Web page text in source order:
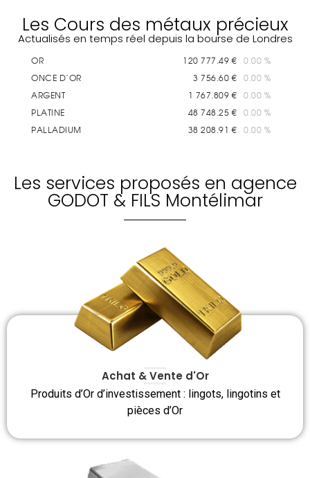
Les Cours des métaux précieux
Actualisés en temps réel depuis la bourse de Londres
Les services proposés en agence
GODOT & FILS Montélimar
Achat & Vente d'Or
Produits d’Or d’investissement : lingots, lingotins et
pièces d’Or